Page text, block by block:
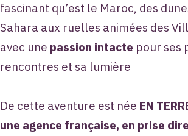
fascinant qu’est le Maroc, des
Sahara aux ruelles animées des
avec une passion intacte pour ses
rencontres et sa lumière
De cette aventure est née EN
une agence française, en prise